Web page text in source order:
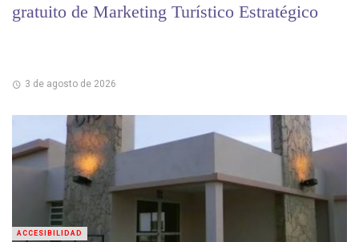
gratuito de Marketing Turístico Estratégico
3 de agosto de 2026
ACCESIBILIDAD